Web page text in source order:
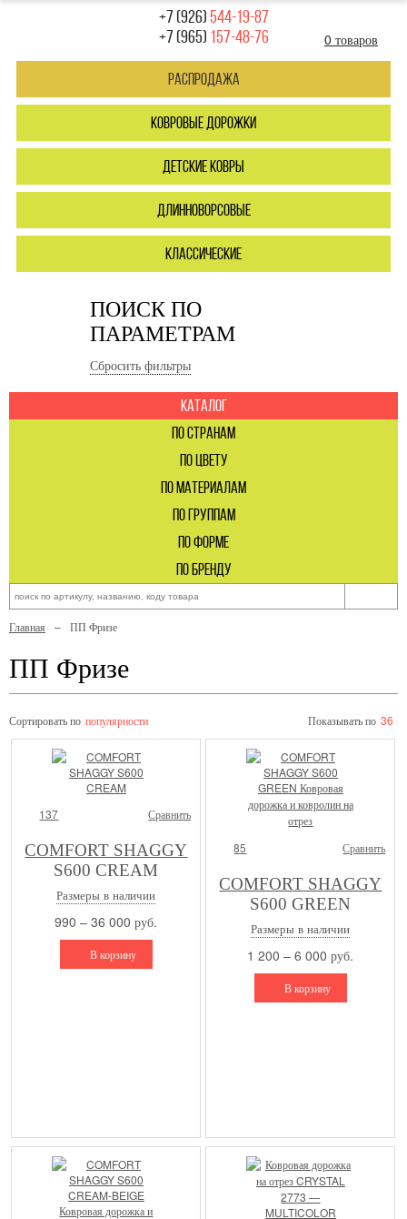
ПОИСК ПО
ПАРАМЕТРАМ
Сбросить фильтры
+7 (926)544-19-87
+7 (965) 157-48-76 0 товаров
Распродажа
ковровые дорожки
детские ковры
длинноворсовые
классические
каталог
по странам
по цвету
по материалам
по группам
по форме
по бренду
Главная ПП Фризе
ПП Фризе
Сортировать по популярности Показывать по 36
137 Сравнить
COMFORT SHAGGY
S600 CREAM
Размеры в наличии
990 – 36 000 руб.
В корзину
85 Сравнить
COMFORT SHAGGY
S600 GREEN
Ковровая дорожка и
ковролин на отрез
Размеры в наличии
1 200 – 6 000 руб.
В корзину